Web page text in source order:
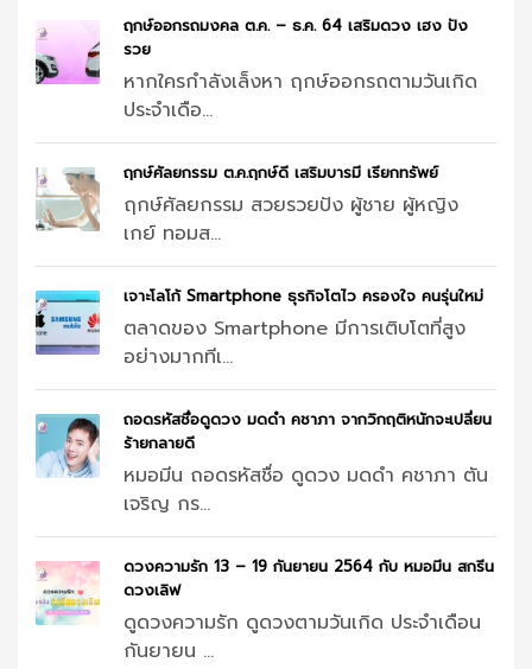
ฤกษ์ออกรถมงคล ต.ค. – ธ.ค. 64 เสริมดวง เฮง ปัง
รวย
หากใครกำลังเล็งหา ฤกษ์ออกรถตามวันเกิด
ประจำเดือ...
ฤกษ์ศัลยกรรม ต.ค.ฤกษ์ดี เสริมบารมี เรียกทรัพย์
ฤกษ์ศัลยกรรม สวยรวยปัง ผู้ชาย ผู้หญิง
เกย์ ทอมส...
เจาะโลโก้ Smartphone ธุรกิจโตไว ครองใจ คนรุ่นใหม่
ตลาดของ Smartphone มีการเติบโตที่สูง
อย่างมากทีเ...
ถอดรหัสชื่อดูดวง มดดำ คชาภา จากวิกฤติหนักจะเปลี่ยน
ร้ายกลายดี
หมอมีน ถอดรหัสชื่อ ดูดวง มดดำ คชาภา ตัน
เจริญ กร...
ดวงความรัก 13 – 19 กันยายน 2564 กับ หมอมีน สกรีน
ดวงเลิฟ
ดูดวงความรัก ดูดวงตามวันเกิด ประจำเดือน
กันยายน ...